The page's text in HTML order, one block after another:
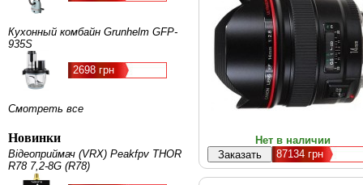
Кухонный комбайн Grunhelm GFP-
935S
2698 грн
Смотреть все
Новинки
Відеоприймач (VRX) Peakfpv THOR
R78 7,2-8G (R78)
Нет в наличии
87134грн